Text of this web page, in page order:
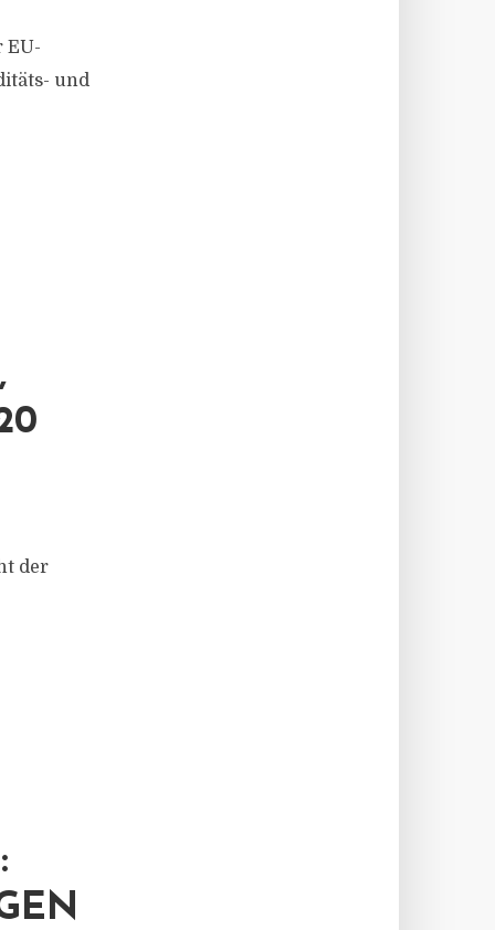
EU-
und
der